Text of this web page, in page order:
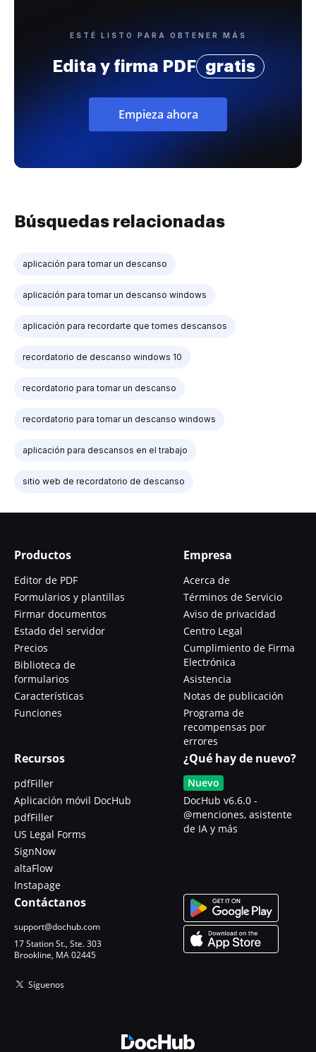
ESTÉ LISTO PARA OBTENER MÁS
Edita y firma PDF gratis
Empieza ahora
Búsquedas relacionadas
aplicación para tomar un descanso
aplicación para tomar un descanso windows
aplicación para recordarte que tomes descansos
recordatorio de descanso windows 10
recordatorio para tomar un descanso
recordatorio para tomar un descanso windows
aplicación para descansos en el trabajo
sitio web de recordatorio de descanso
Productos
Editor de PDF
Formularios y plantillas
Firmar documentos
Estado del servidor
Precios
Biblioteca de
formularios
Características
Funciones
Empresa
Acerca de
Términos de Servicio
Aviso de privacidad
Centro Legal
Cumplimiento de Firma
Electrónica
Asistencia
Notas de publicación
Programa de
recompensas por
errores
Recursos
pdfFiller
Aplicación móvil DocHub
pdfFiller
US Legal Forms
SignNow
altaFlow
Instapage
¿Qué hay de nuevo?
Nuevo
DocHub v6.6.0 -
@menciones, asistente
de IA y más
Contáctanos
support@dochub.com
17 Station St., Ste. 303
Brookline, MA 02445
Síguenos